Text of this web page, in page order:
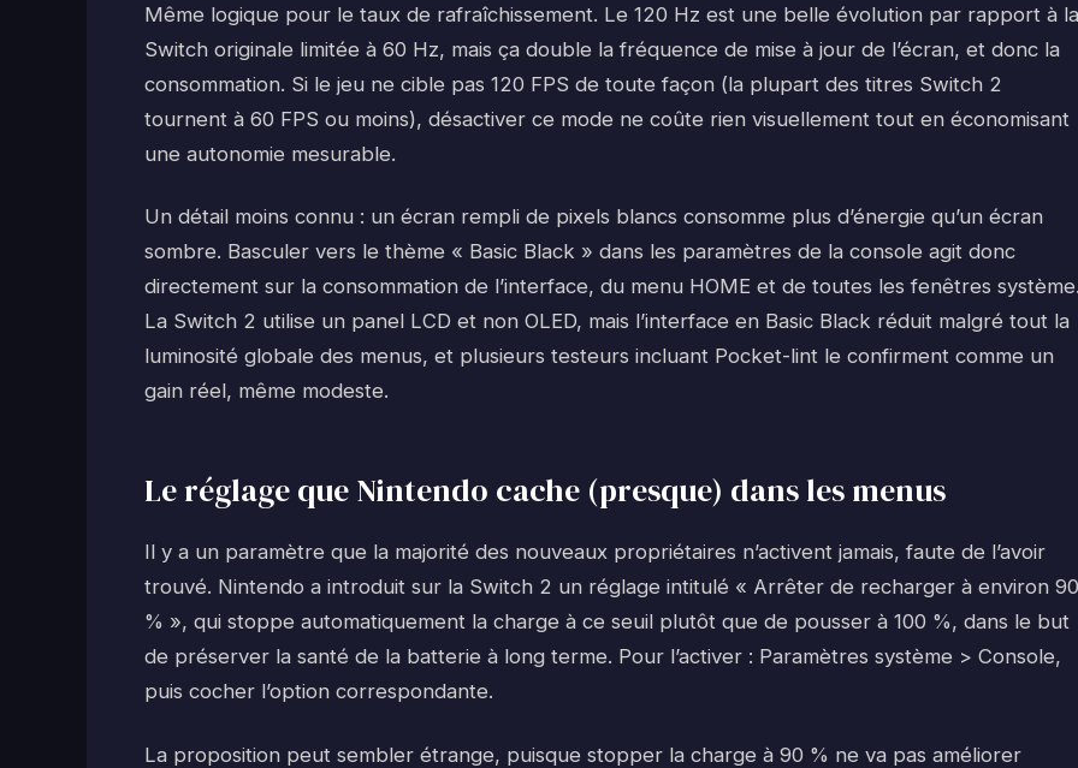
Même logique pour le taux de rafraîchissement. Le 120 Hz est une belle évolution par rapport à la
Switch originale limitée à 60 Hz, mais ça double la fréquence de mise à jour de l’écran, et donc la
consommation. Si le jeu ne cible pas 120 FPS de toute façon (la plupart des titres Switch 2
tournent à 60 FPS ou moins), désactiver ce mode ne coûte rien visuellement tout en économisant
une autonomie mesurable.
Un détail moins connu : un écran rempli de pixels blancs consomme plus d’énergie qu’un écran
sombre. Basculer vers le thème « Basic Black » dans les paramètres de la console agit donc
directement sur la consommation de l’interface, du menu HOME et de toutes les fenêtres
La Switch 2 utilise un panel LCD et non OLED, mais l’interface en Basic Black réduit malgré tout la
luminosité globale des menus, et plusieurs testeurs incluant Pocket-lint le confirment comme un
gain réel, même modeste.
Le réglage que Nintendo cache (presque) dans les menus
Il y a un paramètre que la majorité des nouveaux propriétaires n’activent jamais, faute de l’avoir
trouvé. Nintendo a introduit sur la Switch 2 un réglage intitulé « Arrêter de recharger à environ 90
% », qui stoppe automatiquement la charge à ce seuil plutôt que de pousser à 100 %, dans le but
de préserver la santé de la batterie à long terme. Pour l’activer : Paramètres système > Console,
puis cocher l’option correspondante.
La proposition peut sembler étrange, puisque stopper la charge à 90 % ne va pas améliorer